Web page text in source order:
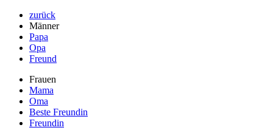
zurück
Männer
Papa
Opa
Freund
Frauen
Mama
Oma
Beste Freundin
Freundin